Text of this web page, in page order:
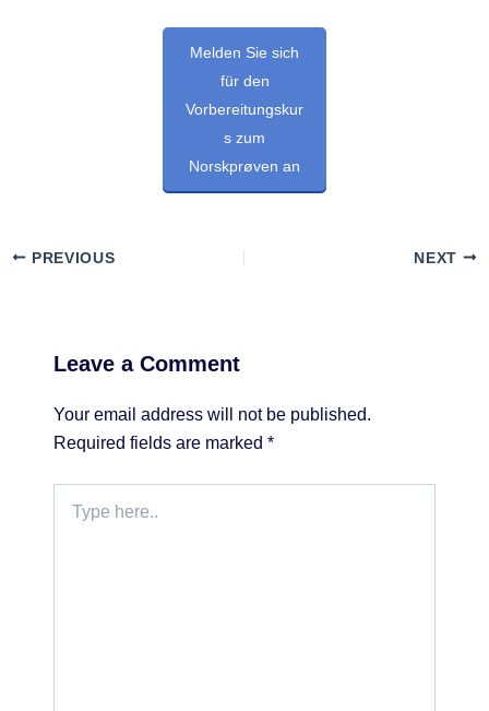
Melden Sie sich
für den
Vorbereitungskur
s zum
Norskprøven an
PREVIOUS NEXT
Leave a Comment
Your email address will not be published.
Required fields are marked *
here..